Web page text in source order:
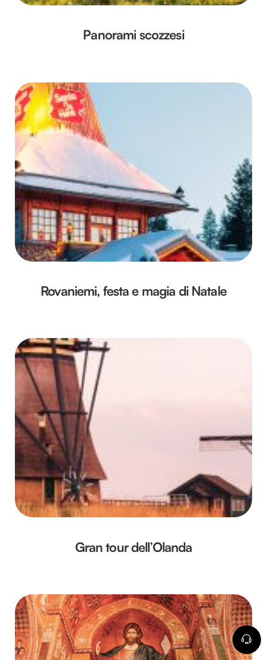
Panorami scozzesi
Rovaniemi, festa e magia di Natale
Gran tour dell’Olanda